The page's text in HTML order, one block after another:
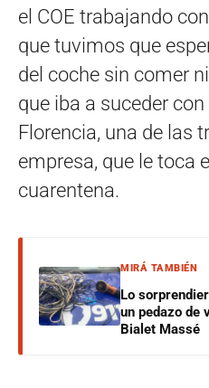
el COE trabajando
que tuvimos que
del coche sin comer
que iba a suceder
Florencia, una de las
empresa, que le toca
cuarentena.
MIRÁ TAMBIÉN
Lo
un pedazo de
Bialet Massé